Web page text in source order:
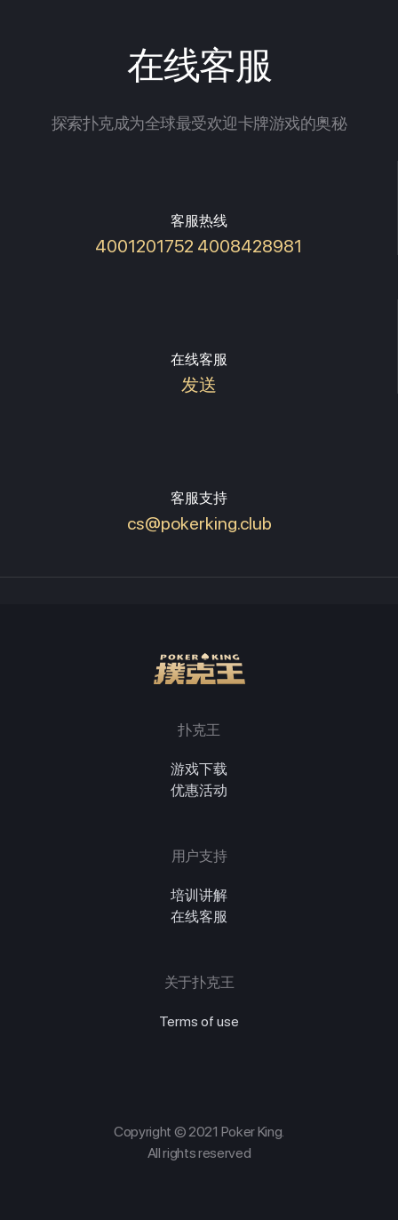
在线客服
探索扑克成为全球最受欢迎卡牌游戏的奥秘
客服热线
4001201752 4008428981
在线客服
发送
客服支持
cs@pokerking.club
扑克王
游戏下载
优惠活动
用户支持
培训讲解
在线客服
关于扑克王
Terms of use
Copyright © 2021 Poker King.
All rights reserved